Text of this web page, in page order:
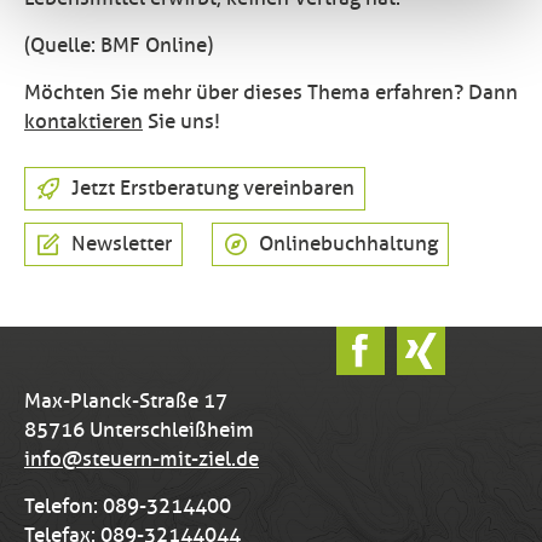
(Quelle: BMF Online)
Möchten Sie mehr über dieses Thema erfahren? Dann
kontaktieren Sie uns!
Jetzt Erstberatung vereinbaren
Newsletter Onlinebuchhaltung
Max-Planck-Straße 17
85716 Unterschleißheim
info@steuern-mit-ziel.de
Telefon: 089-3214400
Telefax: 089-32144044